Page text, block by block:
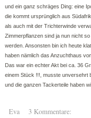
und ein ganz schräges Ding: eine
die kommt ursprünglich aus
als auch mit der Trichterwinde
Zimmerpflanzen sind ja nun nicht
werden. Ansonsten bin ich heute
haben nämlich das Anzuchthaus
Das war ein echter Akt bei ca. 36
einem Stück !!!, musste unversehrt
und die ganzen Tackerteile haben
Eva 3 Kommentare: